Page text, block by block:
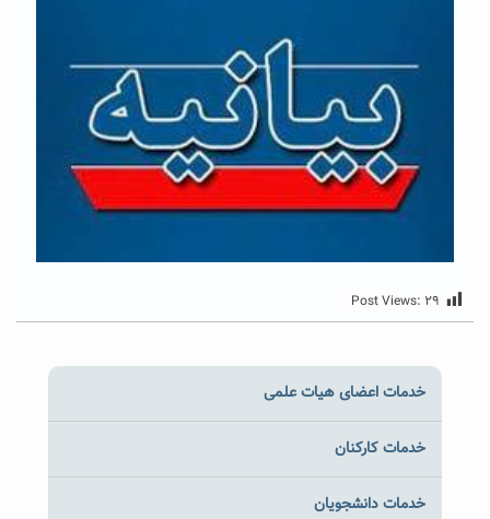
Post Views: ۲۹
خدمات اعضای هیات علمی
خدمات کارکنان
خدمات دانشجویان